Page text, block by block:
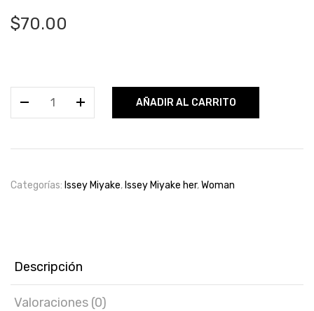
$70.00
cantidad
AÑADIR AL CARRITO
Categorías: Issey Miyake, Issey Miyake her,Woman
Descripción
Valoraciones (0)